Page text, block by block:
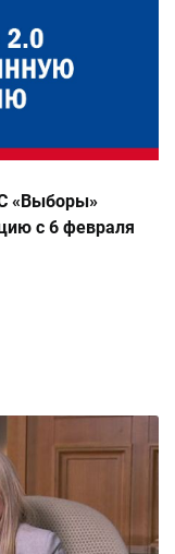
«Выборы»
с 6 февраля